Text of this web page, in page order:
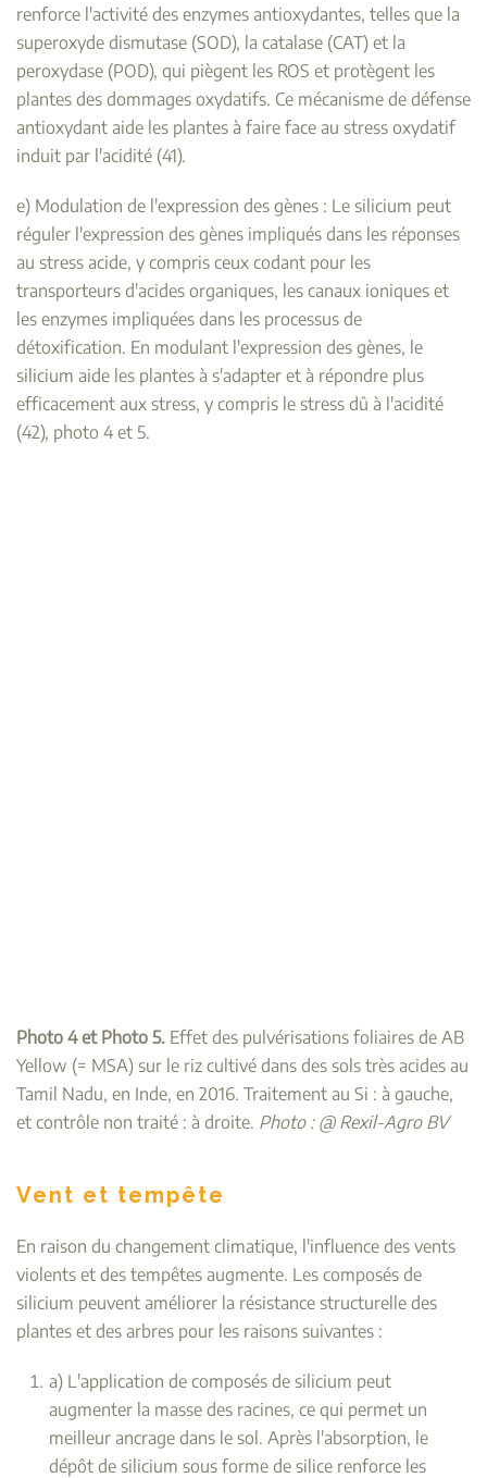
renforce l'activité des enzymes antioxydantes, telles que la
superoxyde dismutase (SOD), la catalase (CAT) et la
peroxydase (POD), qui piègent les ROS et protègent les
plantes des dommages oxydatifs. Ce mécanisme de défense
antioxydant aide les plantes à faire face au stress oxydatif
induit par l'acidité (41).
e) Modulation de l'expression des gènes : Le silicium peut
réguler l'expression des gènes impliqués dans les réponses
au stress acide, y compris ceux codant pour les
transporteurs d'acides organiques, les canaux ioniques et
les enzymes impliquées dans les processus de
détoxification. En modulant l'expression des gènes, le
silicium aide les plantes à s'adapter et à répondre plus
efficacement aux stress, y compris le stress dû à l'acidité
(42), photo 4 et 5.
Photo 4 et Photo 5. Effet des pulvérisations foliaires de AB
Yellow (= MSA) sur le riz cultivé dans des sols très acides au
Tamil Nadu, en Inde, en 2016. Traitement au Si : à gauche,
et contrôle non traité : à droite. Photo : @ Rexil-Agro BV
Vent et tempête
En raison du changement climatique, l'influence des vents
violents et des tempêtes augmente. Les composés de
silicium peuvent améliorer la résistance structurelle des
plantes et des arbres pour les raisons suivantes :
a) L'application de composés de silicium peut
augmenter la masse des racines, ce qui permet un
meilleur ancrage dans le sol. Après l'absorption, le
dépôt de silicium sous forme de silice renforce les